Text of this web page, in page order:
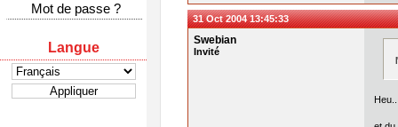
Mot de passe ?
Langue
31 Oct 2004 13:45:33
Swebian
Invité